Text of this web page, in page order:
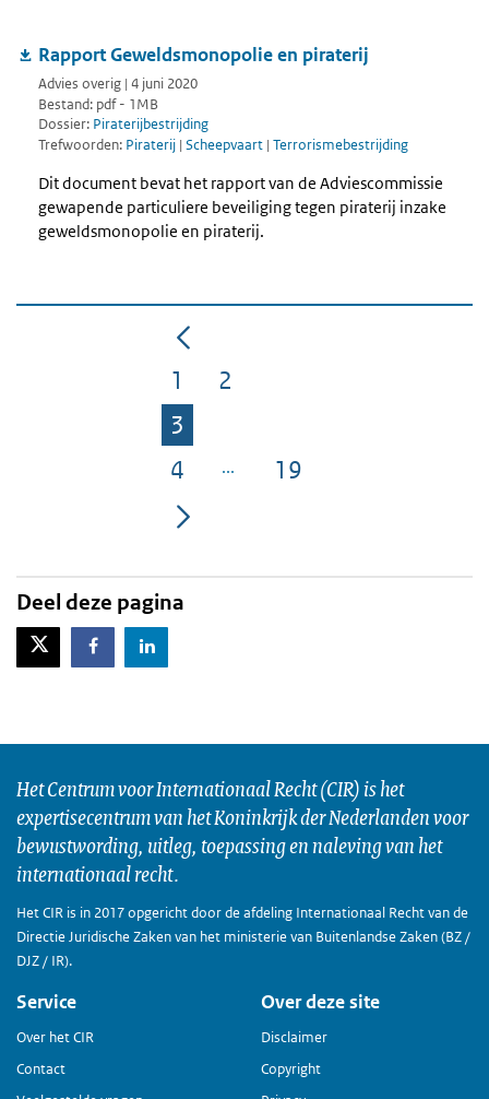
Rapport Geweldsmonopolie en piraterij
Advies overig | 4 juni 2020
Bestand: pdf - 1MB
Dossier: Piraterijbestrijding
Trefwoorden: Piraterij | Scheepvaart | Terrorismebestrijding
Dit document bevat het rapport van de Adviescommissie
gewapende particuliere beveiliging tegen piraterij inzake
geweldsmonopolie en piraterij.
Pagina
1 Pagina
2
Pagina
3
Pagina
4 Pagina
19
Deel deze pagina
X-TwitterFacebookLinkedIn
Het Centrum voor Internationaal Recht (CIR) is het
expertisecentrum van het Koninkrijk der Nederlanden voor
bewustwording, uitleg, toepassing en naleving van het
internationaal recht.
Het CIR is in 2017 opgericht door de afdeling Internationaal Recht van de
Directie Juridische Zaken van het ministerie van Buitenlandse Zaken (BZ /
DJZ / IR).
Service
Over het CIR
Contact
Over deze site
Disclaimer
Copyright